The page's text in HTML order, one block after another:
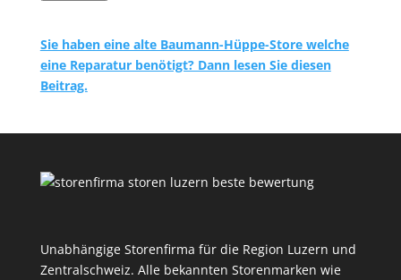
Sie haben eine alte Baumann-Hüppe-Store welche
eine Reparatur benötigt? Dann lesen Sie diesen
Beitrag.
Unabhängige Storenfirma für die Region Luzern und
Zentralschweiz. Alle bekannten Storenmarken wie